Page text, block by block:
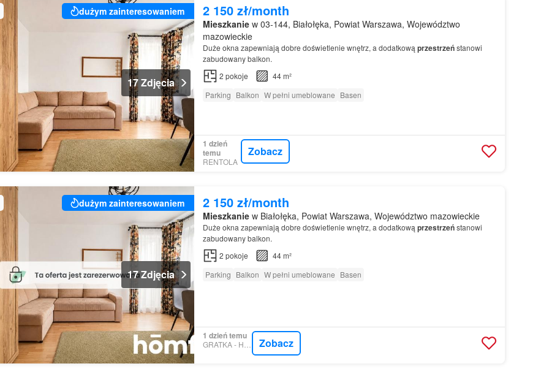
dużym zainteresowaniem
17 Zdjęcia
2 150 zł/month
Mieszkaniew 03-144, Białołęka, Powiat Warszawa, Województwo
mazowieckie
Duże okna zapewniają dobre doświetlenie wnętrz, a dodatkową przestrzeństanowi
zabudowany balkon.
2 pokoje
44 m²
Parking Balkon W pełni umeblowane Basen
1 dzień
temu
RENTOLA
Zobacz
dużym zainteresowaniem
17 Zdjęcia
2 150 zł/month
Mieszkaniew Białołęka, Powiat Warszawa, Województwo mazowieckie
Duże okna zapewniają dobre doświetlenie wnętrz, a dodatkową przestrzeństanowi
zabudowany balkon.
2 pokoje
44 m²
Parking Balkon W pełni umeblowane Basen
1 dzień temu
GRATKA - HOMFI Zobacz